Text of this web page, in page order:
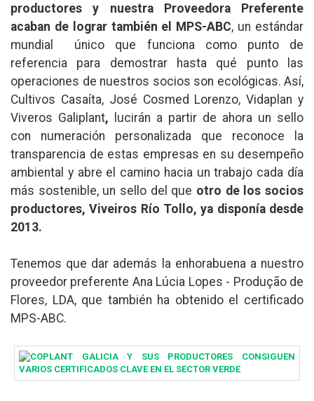
productores y nuestra Proveedora Preferente
acaban de lograr también el MPS-ABC, un estándar
mundial único que funciona como punto de
referencia para demostrar hasta qué punto las
operaciones de nuestros socios son ecológicas. Así,
Cultivos Casaíta, José Cosmed Lorenzo, Vidaplan y
Viveros Galiplant, lucirán a partir de ahora un sello
con numeración personalizada que reconoce la
transparencia de estas empresas en su desempeño
ambiental y abre el camino hacia un trabajo cada día
más sostenible, un sello del que otro de los socios
productores, Viveiros Río Tollo, ya disponía desde
2013.
Tenemos que dar además la enhorabuena a nuestro
proveedor preferente Ana Lúcia Lopes - Produção de
Flores, LDA, que también ha obtenido el certificado
MPS-ABC.